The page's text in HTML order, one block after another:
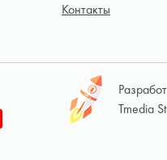
Контакты
Tmedia